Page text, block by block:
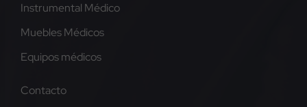
Instrumental Médico
Muebles Médicos
Equipos médicos
Contacto